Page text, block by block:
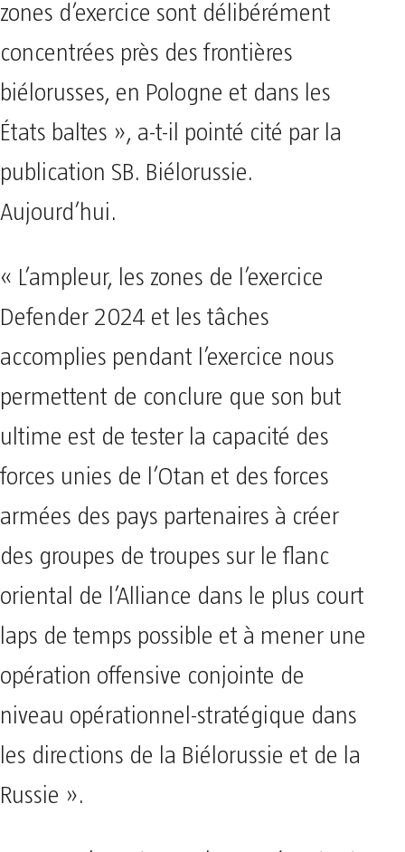
zones d’exercice sont délibérément
concentrées près des frontières
biélorusses, en Pologne et dans les
États baltes », a-t-il pointé cité par la
publication SB. Biélorussie.
Aujourd’hui.
« L’ampleur, les zones de l’exercice
Defender 2024 et les tâches
accomplies pendant l’exercice nous
permettent de conclure que son but
ultime est de tester la capacité des
forces unies de l’Otan et des forces
armées des pays partenaires à créer
des groupes de troupes sur le flanc
oriental de l’Alliance dans le plus court
laps de temps possible et à mener une
opération offensive conjointe de
niveau opérationnel-stratégique dans
les directions de la Biélorussie et de la
Russie ».